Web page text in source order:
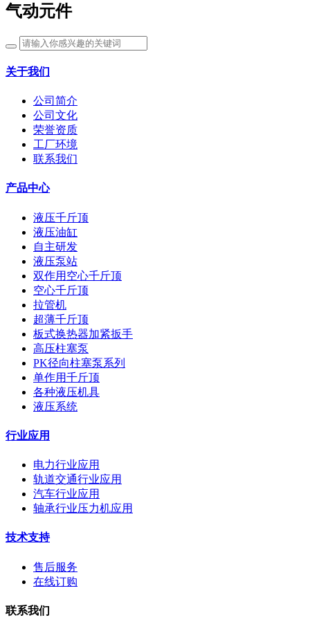
气动元件
关于我们
公司简介
公司文化
荣誉资质
工厂环境
联系我们
产品中心
液压千斤顶
液压油缸
自主研发
液压泵站
双作用空心千斤顶
空心千斤顶
拉管机
超薄千斤顶
板式换热器加紧扳手
高压柱塞泵
PK径向柱塞泵系列
单作用千斤顶
各种液压机具
液压系统
行业应用
电力行业应用
轨道交通行业应用
汽车行业应用
轴承行业压力机应用
技术支持
售后服务
在线订购
联系我们